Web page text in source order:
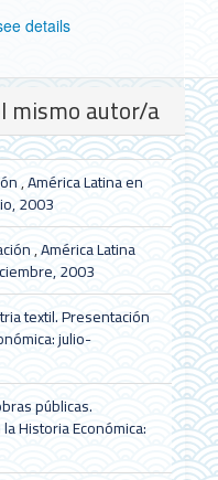
details
mismo autor/a
,América Latina en
2003
,América Latina
2003
textil. Presentación
julio-
públicas.
Historia Económica: